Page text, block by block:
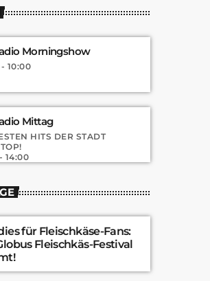
Morningshow
10:00
Mittag
HITS DER STADT
14:00
für Fleischkäse-Fans:
Fleischkäs-Festival